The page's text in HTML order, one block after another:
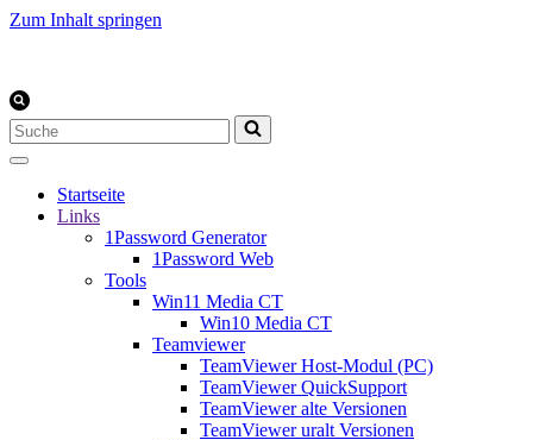
Zum Inhalt springen
Suchen
nach …
Startseite
Links
1Password Generator
1Password Web
Tools
Win11 Media CT
Win10 Media CT
Teamviewer
TeamViewer Host-Modul (PC)
TeamViewer QuickSupport
TeamViewer alte Versionen
TeamViewer uralt Versionen